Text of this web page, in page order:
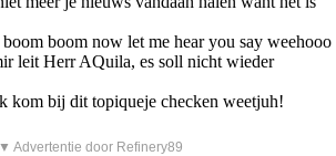
boom now let me hear you say weehooo
leit Herr AQuila, es soll nicht wieder
kom bij dit topiqueje checken weetjuh!
▼ Advertentie door Refinery89